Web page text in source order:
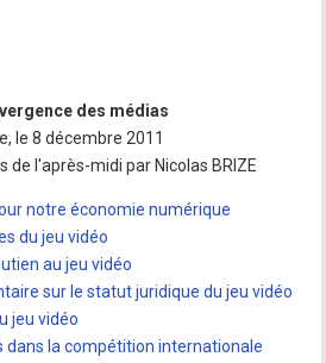
des médias
le 8 décembre 2011
de l'après-midi par Nicolas BRIZE
notre économie numérique
du jeu vidéo
au jeu vidéo
sur le statut juridique du jeu vidéo
jeu vidéo
dans la compétition internationale